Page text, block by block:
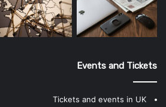
Events and Tickets
Tickets and events in UK